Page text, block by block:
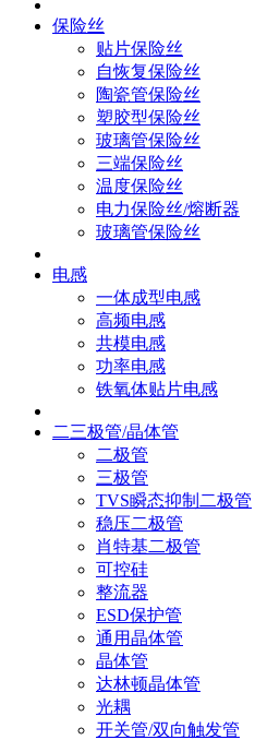
保险丝
贴片保险丝
自恢复保险丝
陶瓷管保险丝
塑胶型保险丝
玻璃管保险丝
三端保险丝
温度保险丝
电力保险丝/熔断器
玻璃管保险丝
电感
一体成型电感
高频电感
共模电感
功率电感
铁氧体贴片电感
二三极管/晶体管
二极管
三极管
TVS瞬态抑制二极管
稳压二极管
肖特基二极管
可控硅
整流器
ESD保护管
通用晶体管
晶体管
达林顿晶体管
光耦
开关管/双向触发管